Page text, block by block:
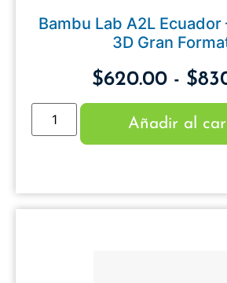
Bambu Lab A2L Ecuador
3D Gran
$620.00 - $
Añadir al